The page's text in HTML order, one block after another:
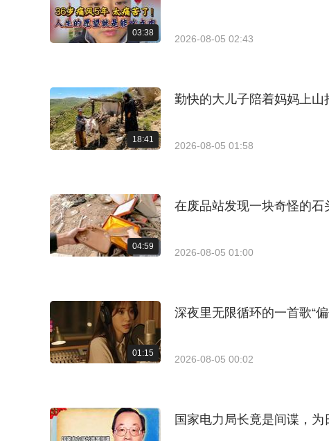
03:38
2026-08-05 02:43
18:41
勤快的大儿子陪着妈妈上
2026-08-05 01:58
04:59
在废品站发现一块奇怪的
2026-08-05 01:00
01:15
深夜里无限循环的一首歌“
2026-08-05 00:02
国家电力局长竟是间谍，为